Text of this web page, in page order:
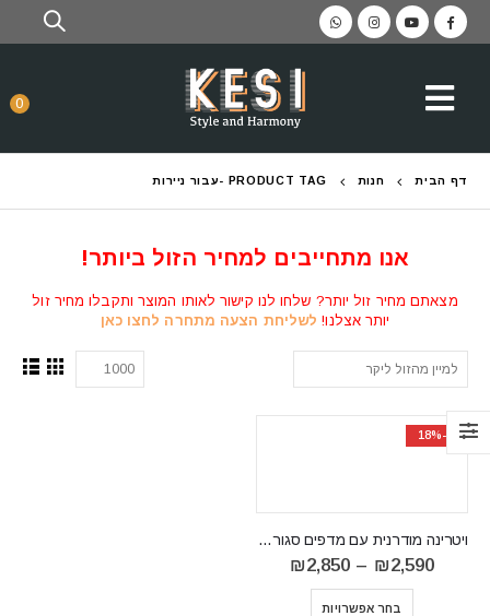
0
דף הבית חנות PRODUCT TAG - עבור ניירות
אנו מתחייבים למחיר הזול ביותר!
מצאתם מחיר זול יותר? שלחו לנו קישור לאותו המוצר ותקבלו מחיר זול
יותר אצלנו! לשליחת הצעה מתחרה לחצו כאן
-18%
ויטרינה מודרנית עם מדפים סגורים ומזכוכית SNOBI SB07
₪2,590
–
₪2,850
בחר אפשרויות